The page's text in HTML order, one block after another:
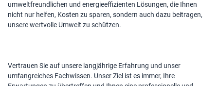
umweltfreundlichen und energieeffizienten Lösungen, die Ihnen
nicht nur helfen, Kosten zu sparen, sondern auch dazu beitragen,
unsere wertvolle Umwelt zu schützen.
Vertrauen Sie auf unsere langjährige Erfahrung und unser
umfangreiches Fachwissen. Unser Ziel ist es immer, Ihre